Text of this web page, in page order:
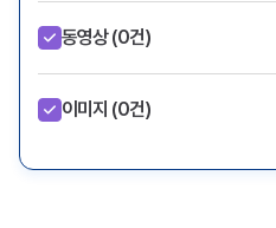
동영상(0건)
이미지 (0건)